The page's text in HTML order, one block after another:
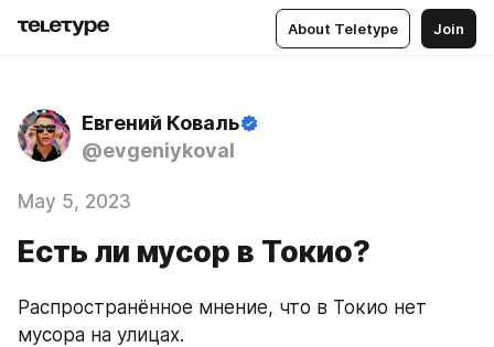
About Teletype Join
Евгений Коваль
@evgeniykoval
May 5, 2023
Есть ли мусор в Токио?
Распространённое мнение, что в Токио нет
мусора на улицах.